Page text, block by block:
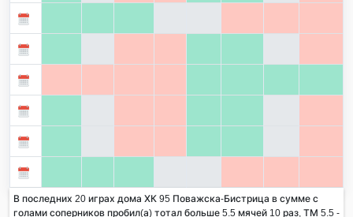
В последних 20 играх дома ХК 95 Поважска-Бистрица в сумме с
голами соперников пробил(а) тотал больше 5.5 мячей 10 раз, ТМ 5.5 -